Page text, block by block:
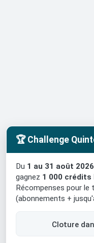
🏆 Challenge
Du 1 au 31 août 2026
gagnez 1 000 crédits
Récompenses pour le
(abonnements +
Cloture